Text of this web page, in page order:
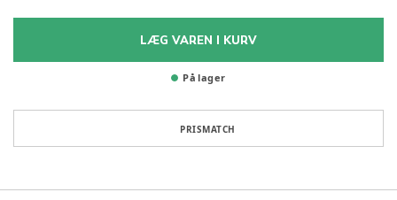
LÆG VAREN I KURV
På lager
PRISMATCH